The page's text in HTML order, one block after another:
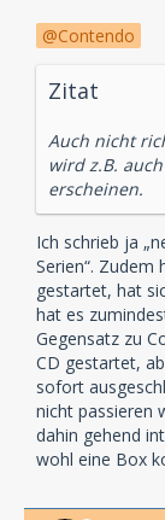
Contendo
Zitat
Auch nicht
wird z.B.
erscheinen.
Ich schrieb ja
Serien“. Zudem
gestartet, hat
hat es
Gegensatz zu
CD gestartet,
sofort
nicht passieren
dahin gehend
wohl eine Box